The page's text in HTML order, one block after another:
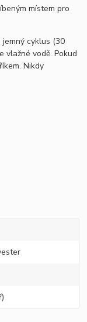
místem pro
jemný cyklus (30
vlažné vodě.Pokud
Nikdy